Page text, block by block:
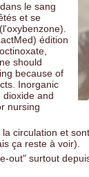
le sang
et se
édition
should
because of
Inorganic
dioxide and
nursing
circulation et
ça reste à voir).
out" surtout